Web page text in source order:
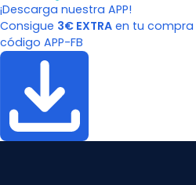
¡Descarga nuestra APP!
Consigue 3€ EXTRA en tu compra
código APP-FB